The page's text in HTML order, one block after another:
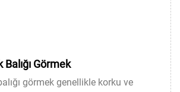
Görmek
görmek genellikle korku ve